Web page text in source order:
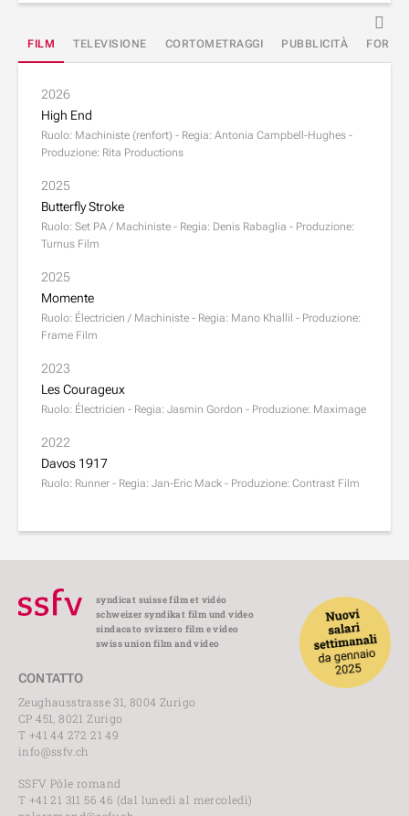
FILM TELEVISIONE CORTOMETRAGGI PUBBLICITÀ
2026
High End
Ruolo: Machiniste (renfort) - Regia: Antonia Campbell-Hughes -
Produzione: Rita Productions
2025
Butterfly Stroke
Ruolo: Set PA / Machiniste - Regia: Denis Rabaglia - Produzione:
Turnus Film
2025
Momente
Ruolo: Électricien / Machiniste - Regia: Mano Khallil - Produzione:
Frame Film
2023
Les Courageux
Ruolo: Électricien - Regia: Jasmin Gordon - Produzione: Maximage
2022
Davos 1917
Ruolo: Runner - Regia: Jan-Eric Mack - Produzione: Contrast Film
syndicat suisse film et vidéo
schweizer syndikat film und video
sindacato svizzero film e video
swiss union film and video
CONTATTO
Zeughausstrasse 31, 8004 Zurigo
CP 451, 8021 Zurigo
T +41 44 272 21 49
info@ssfv.ch
SSFV Pôle romand
T +41 21 311 56 46 (dal lunedì al mercoledì)